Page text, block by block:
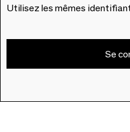
Utilisez les mêmes
Se